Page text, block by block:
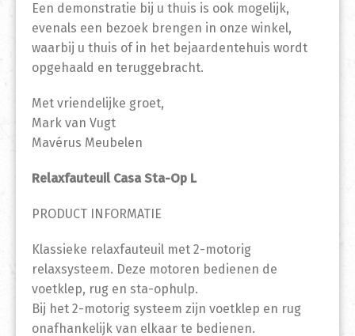
Een demonstratie bij u thuis is ook mogelijk,
evenals een bezoek brengen in onze winkel,
waarbij u thuis of in het bejaardentehuis wordt
opgehaald en teruggebracht.
Met vriendelijke groet,
Mark van Vugt
Mavérus Meubelen
Relaxfauteuil Casa Sta-Op L
PRODUCT INFORMATIE
Klassieke relaxfauteuil met 2-motorig
relaxsysteem. Deze motoren bedienen de
voetklep, rug en sta-ophulp.
Bij het 2-motorig systeem zijn voetklep en rug
onafhankelijk van elkaar te bedienen.